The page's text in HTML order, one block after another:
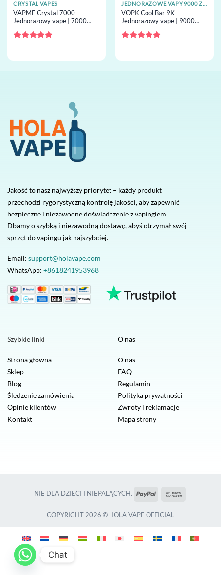
CRYSTAL VAPES
VAPME Crystal 7000
Jednorazowy vape | 7000
buchów, 0% nikotyna, grzałka
mesh, jednorazowy vape hurt
JEDNORAZOWE VAPY 9000 ZACIĄGNIĘĆ
VOPK Cool Bar 9K
Jednorazowy vape | 9000
buchów, cool airflow, grzałka
mesh, jednorazowy vape hurt
Jakość to nasz najwyższy priorytet – każdy produkt
przechodzi rygorystyczną kontrolę jakości, aby zapewnić
bezpieczne i niezawodne doświadczenie z vapingiem.
Dbamy o szybką i niezawodną dostawę, abyś otrzymał swój
sprzęt do vapingu jak najszybciej.
Email: support@holavape.com
WhatsApp: +8618241953968
Szybkie linki
Strona główna
Sklep
Blog
Śledzenie zamówienia
Opinie klientów
Kontakt
O nas
O nas
FAQ
Regulamin
Polityka prywatności
Zwroty i reklamacje
Mapa strony
NIE DLA DZIECI I NIEPALĄCYCH. PayPal
COPYRIGHT 2026 © HOLA VAPE OFFICIAL
Chat